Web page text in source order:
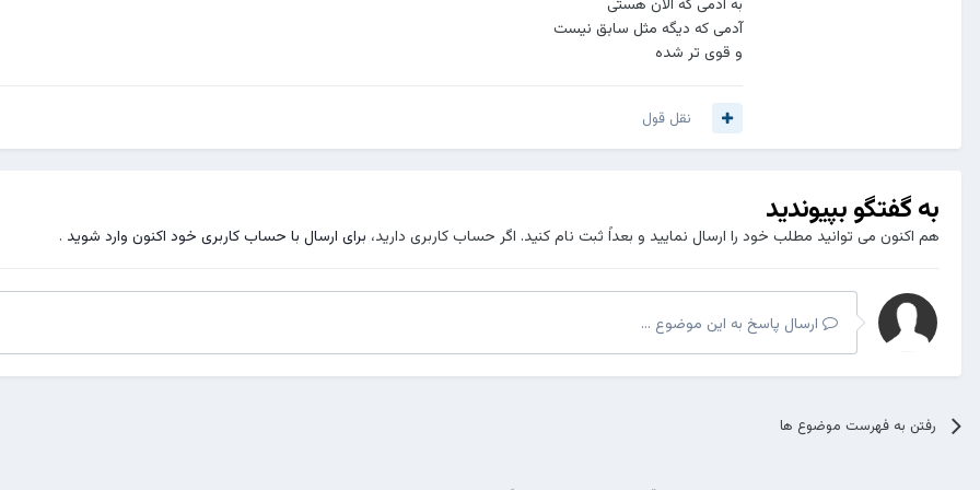
آدمی که دیگه مثل سابق نیست
و قوی تر شده
نقل قول
به گفتگو بپیوندید
هم اکنون می توانید مطلب خود را ارسال نمایید و بعداً ثبت نام کنید. اگر حساب کاربری دارید، برای ارسال با حساب کاربری خود اکنون وارد شوید .
ارسال پاسخ به این موضوع ...
رفتن به فهرست موضوع ها